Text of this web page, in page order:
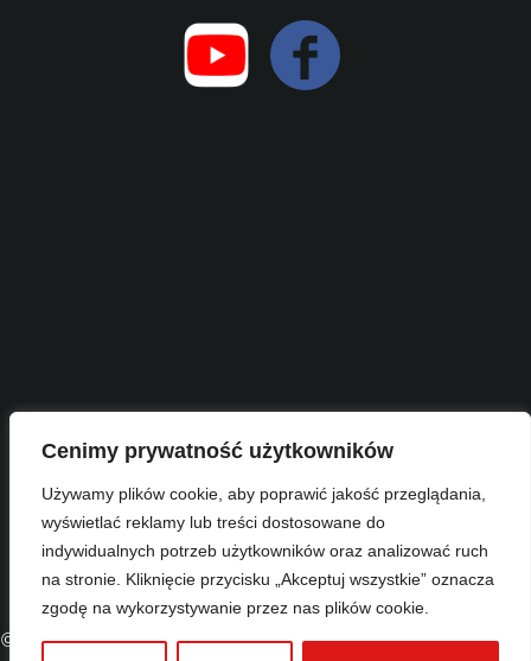
Cenimy prywatność użytkowników
Używamy plików cookie, aby poprawić jakość przeglądania,
wyświetlać reklamy lub treści dostosowane do
indywidualnych potrzeb użytkowników oraz analizować ruch
na stronie. Kliknięcie przycisku „Akceptuj wszystkie” oznacza
zgodę na wykorzystywanie przez nas plików cookie.
© Copyright 2023Centrum Kultury i Promocji Gminy Czarny